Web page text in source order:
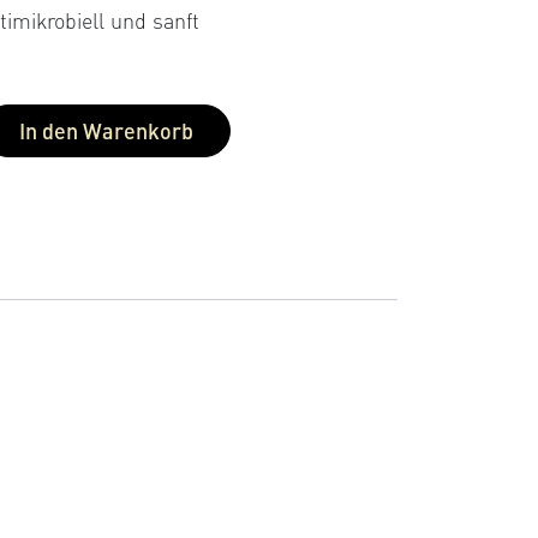
und sanft
In den Warenkorb